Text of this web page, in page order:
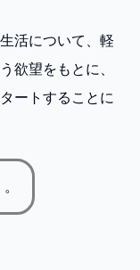
活について、軽
欲望をもとに、
ートすることに